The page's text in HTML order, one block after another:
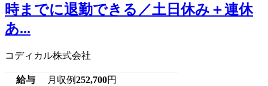
時までに退勤できる／土日休み＋連休
あ...
コディカル株式会社
給与 月収例252,700円